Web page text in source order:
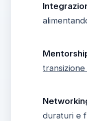
duraturi e